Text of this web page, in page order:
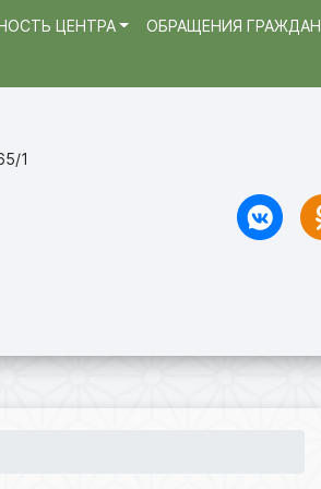
1
ЦЕНТРА ОБРАЩЕНИЯ ГРАЖДАН